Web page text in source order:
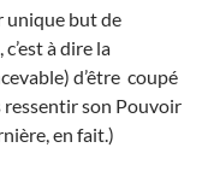
unique but de
, c’est à dire la
d’être coupé
ressentir son Pouvoir
en fait.)